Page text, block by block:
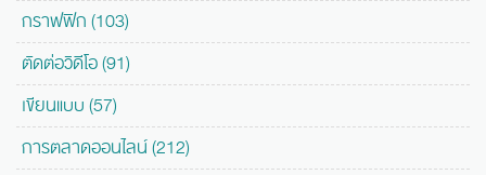
กราฟฟิก (103)
ตัดต่อวิดีโอ (91)
เขียนแบบ (57)
การตลาดออนไลน์ (212)